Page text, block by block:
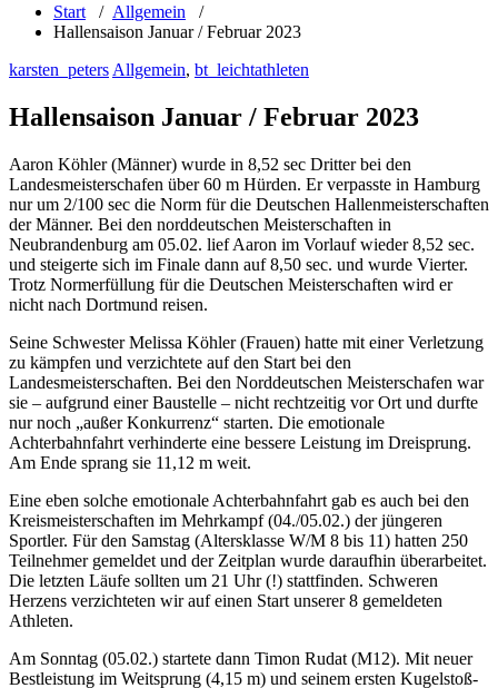
Start / Allgemein /
Hallensaison Januar / Februar 2023
karsten_peters Allgemein, bt_leichtathleten
Hallensaison Januar / Februar 2023
Aaron Köhler (Männer) wurde in 8,52 sec Dritter bei den
Landesmeisterschafen über 60 m Hürden. Er verpasste in Hamburg
nur um 2/100 sec die Norm für die Deutschen Hallenmeisterschaften
der Männer. Bei den norddeutschen Meisterschaften in
Neubrandenburg am 05.02. lief Aaron im Vorlauf wieder 8,52 sec.
und steigerte sich im Finale dann auf 8,50 sec. und wurde Vierter.
Trotz Normerfüllung für die Deutschen Meisterschaften wird er
nicht nach Dortmund reisen.
Seine Schwester Melissa Köhler (Frauen) hatte mit einer Verletzung
zu kämpfen und verzichtete auf den Start bei den
Landesmeisterschaften. Bei den Norddeutschen Meisterschafen war
sie – aufgrund einer Baustelle – nicht rechtzeitig vor Ort und durfte
nur noch „außer Konkurrenz“ starten. Die emotionale
Achterbahnfahrt verhinderte eine bessere Leistung im Dreisprung.
Am Ende sprang sie 11,12 m weit.
Eine eben solche emotionale Achterbahnfahrt gab es auch bei den
Kreismeisterschaften im Mehrkampf (04./05.02.) der jüngeren
Sportler. Für den Samstag (Altersklasse W/M 8 bis 11) hatten 250
Teilnehmer gemeldet und der Zeitplan wurde daraufhin überarbeitet.
Die letzten Läufe sollten um 21 Uhr (!) stattfinden. Schweren
Herzens verzichteten wir auf einen Start unserer 8 gemeldeten
Athleten.
Am Sonntag (05.02.) startete dann Timon Rudat (M12). Mit neuer
Bestleistung im Weitsprung (4,15 m) und seinem ersten Kugelstoß-